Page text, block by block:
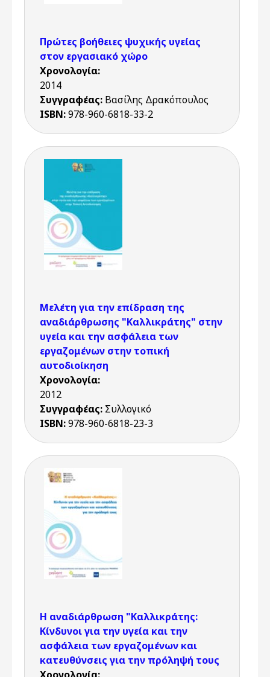
Πρώτες βοήθειες ψυχικής υγείας
στον εργασιακό χώρο
Χρονολογία:
2014
Συγγραφέας: Βασίλης Δρακόπουλος
ISBN:978-960-6818-33-2
Μελέτη για την επίδραση της
αναδιάρθρωσης "Καλλικράτης" στην
υγεία και την ασφάλεια των
εργαζομένων στην τοπική
αυτοδιοίκηση
Χρονολογία:
2012
Συγγραφέας: Συλλογικό
ISBN:978-960-6818-23-3
Η αναδιάρθρωση "Καλλικράτης:
Κίνδυνοι για την υγεία και την
ασφάλεια των εργαζομένων και
κατευθύνσεις για την πρόληψή τους